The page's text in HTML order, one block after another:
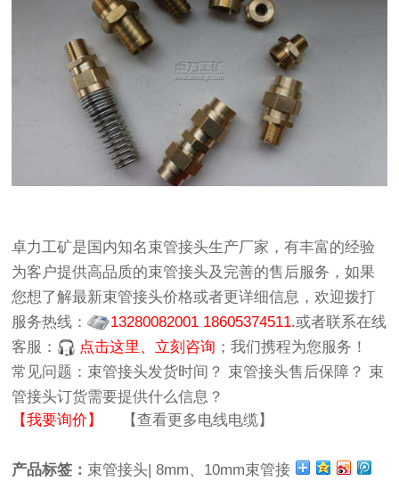
卓力工矿是国内知名束管接头生产厂家 ，有丰富的经验
为客户提供高品质的束管接头及完善的售后服务，如果
您想了解最新束管接头价格或者更详细信息，欢迎拨打
服务热线：
13280082001 18605374511.或者联系在线
客服：
点击这里、立刻咨询 ；我们携程为您服务！
常见问题： 束管接头发货时间？ 束管接头售后保障？ 束
管接头订货需要提供什么信息？
【我要询价】
【查看更多电线电缆】
产品标签： 束管接头|8mm、10mm束管接